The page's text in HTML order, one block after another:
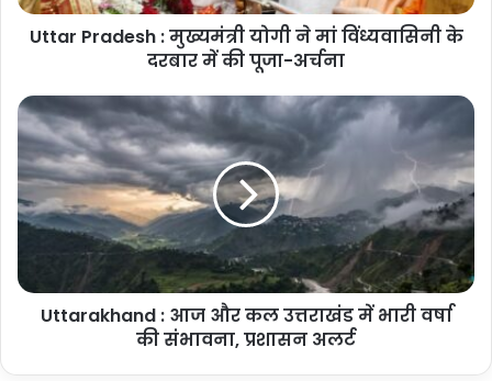
के
दरबार
पूजा-
अर्चना
Uttar Pradesh : मुख्यमंत्री योगी ने मां विंध्यवासिनी के
दरबार में की पूजा-अर्चना
Uttarakhand
:
आज
और
कल
उत्तराखंड
वर्षा
Uttarakhand : आज और कल उत्तराखंड में भारी वर्षा
की संभावना, प्रशासन अलर्ट